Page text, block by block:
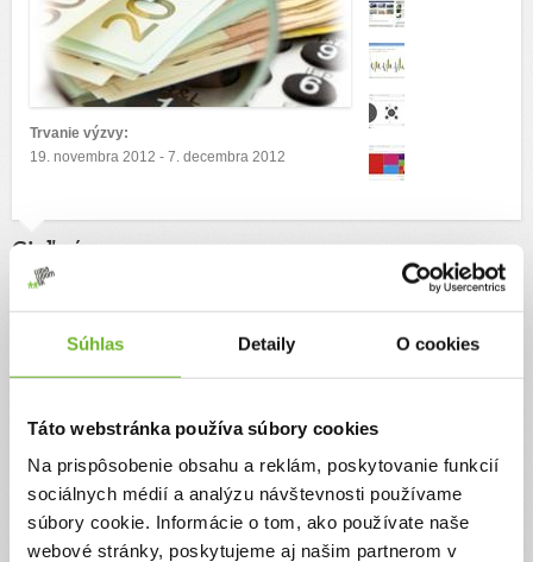
Súhlas Detaily O cookies
Táto webstránka používa súbory cookies
Na prispôsobenie obsahu a reklám, poskytovanie funkcií
sociálnych médií a analýzu návštevnosti používame
súbory cookie. Informácie o tom, ako používate naše
webové stránky, poskytujeme aj našim partnerom v
Trvanie výzvy:
19. novembra 2012 - 7. decembra 2012
Cieľ výzvy
Autor výzvy
Príbeh